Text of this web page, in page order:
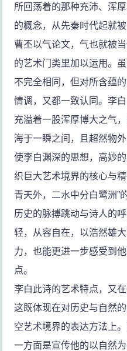
所回荡着的那种充沛、浑
的概念，从先秦时代起就
曹丕以气论文，气也就被
的艺术门类里加以运用。
不完全相同，但对所含蕴
情调，又都一致认同。李
充溢着一股浑厚博大之气
海于一瞬之间，且超然物
使李白渊深的思想，高妙
织巨大艺术境界的核心与
青天外，二水中分白鹭洲”
历史的脉搏跳动与诗人的
轻，从容自在，以浩然雄
力，也能更进一步感受到
点。
李白此诗的艺术特点，又
这既体现在对历史与自然
空艺术境界的表达方法上
一方面是宣传他的以自然为